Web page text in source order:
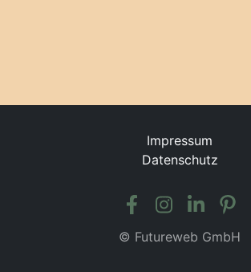
Impressum
Datenschutz
© Futureweb GmbH